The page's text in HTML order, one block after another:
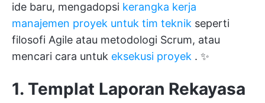
ide baru, mengadopsi kerangka kerja
manajemen proyek untuk tim teknik seperti
filosofi Agile atau metodologi Scrum, atau
mencari cara untuk eksekusi proyek . ✨
1. Templat Laporan Rekayasa